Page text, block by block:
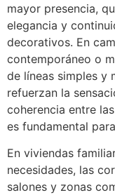
mayor presencia,
elegancia y
decorativos. En
contemporáneo o
de líneas simples y
refuerzan la
coherencia entre
es fundamental
En viviendas
necesidades, las
salones y zonas